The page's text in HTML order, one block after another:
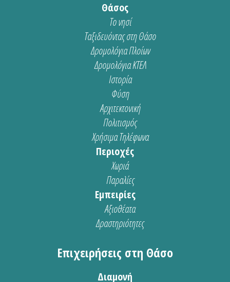
Θάσος
Το νησί
Ταξιδευόντας στη Θάσο
Δρομολόγια Πλοίων
Δρομολόγια ΚΤΕΛ
Ιστορία
Φύση
Αρχιτεκτονική
Πολιτισμός
Χρήσιμα Τηλέφωνα
Περιοχές
Χωριά
Παραλίες
Εμπειρίες
Αξιοθέατα
Δραστηριότητες
Επιχειρήσεις στη Θάσο
Διαμονή